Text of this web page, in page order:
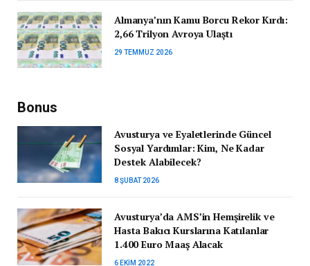
Almanya’nın Kamu Borcu Rekor Kırdı:
2,66 Trilyon Avroya Ulaştı
29 TEMMUZ 2026
Bonus
Avusturya ve Eyaletlerinde Güncel
Sosyal Yardımlar: Kim, Ne Kadar
Destek Alabilecek?
8 ŞUBAT 2026
Avusturya’da AMS’in Hemşirelik ve
Hasta Bakıcı Kurslarına Katılanlar
1.400 Euro Maaş Alacak
6 EKIM 2022